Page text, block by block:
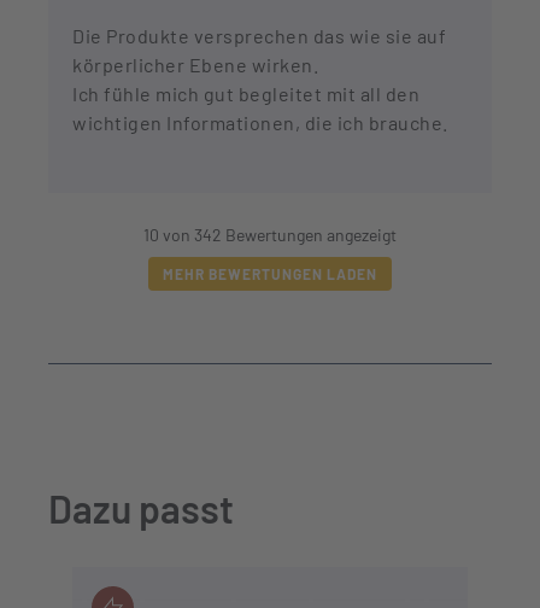
Die Produkte versprechen das wie sie auf
körperlicher Ebene wirken.
Ich fühle mich gut begleitet mit all den
wichtigen Informationen, die ich brauche.
10 von 342 Bewertungen angezeigt
MEHR BEWERTUNGEN LADEN
Dazu passt